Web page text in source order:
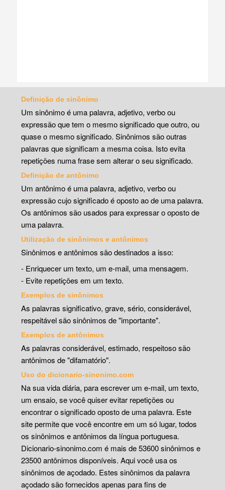
Definição de sinônimo
Um sinônimo é uma palavra, adjetivo, verbo ou
expressão que tem o mesmo significado que outro, ou
quase o mesmo significado. Sinônimos são outras
palavras que significam a mesma coisa. Isto evita
repetições numa frase sem alterar o seu significado.
Definição de antônimo
Um antônimo é uma palavra, adjetivo, verbo ou
expressão cujo significado é oposto ao de uma palavra.
Os antônimos são usados para expressar o oposto de
uma palavra.
Utilização de sinônimos e antônimos
Sinônimos e antônimos são destinados a isso:
- Enriquecer um texto, um e-mail, uma mensagem.
- Evite repetições em um texto.
Exemplos de sinônimos
As palavras significativo, grave, sério, considerável,
respeitável são sinônimos de "importante".
Exemplos de antônimos
As palavras considerável, estimado, respeitoso são
antônimos de "difamatório".
Uso do dicionario-sinonimo.com
Na sua vida diária, para escrever um e-mail, um texto,
um ensaio, se você quiser evitar repetições ou
encontrar o significado oposto de uma palavra. Este
site permite que você encontre em um só lugar, todos
os sinônimos e antônimos da língua portuguesa.
Dicionario-sinonimo.com é mais de 53600 sinônimos e
23500 antônimos disponíveis. Aqui você usa os
sinônimos de açodado. Estes sinônimos da palavra
açodado são fornecidos apenas para fins de